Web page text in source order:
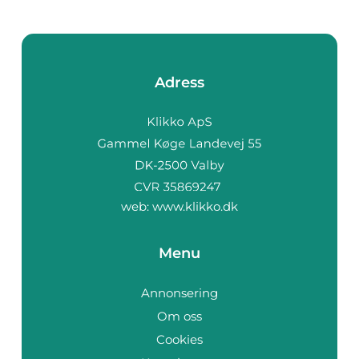
Adress
web: www.klikko.dk
Menu
Annonsering
Om oss
Cookies